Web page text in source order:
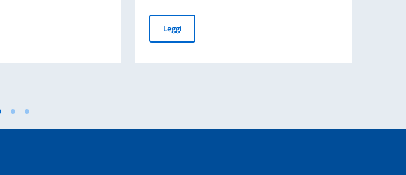
migratoria.
validità della carta d’identità cartacea per l’espatrio dal 3 agosto
LeggiDelegazione imprenditoriale italiana in Bangladesh nel settore